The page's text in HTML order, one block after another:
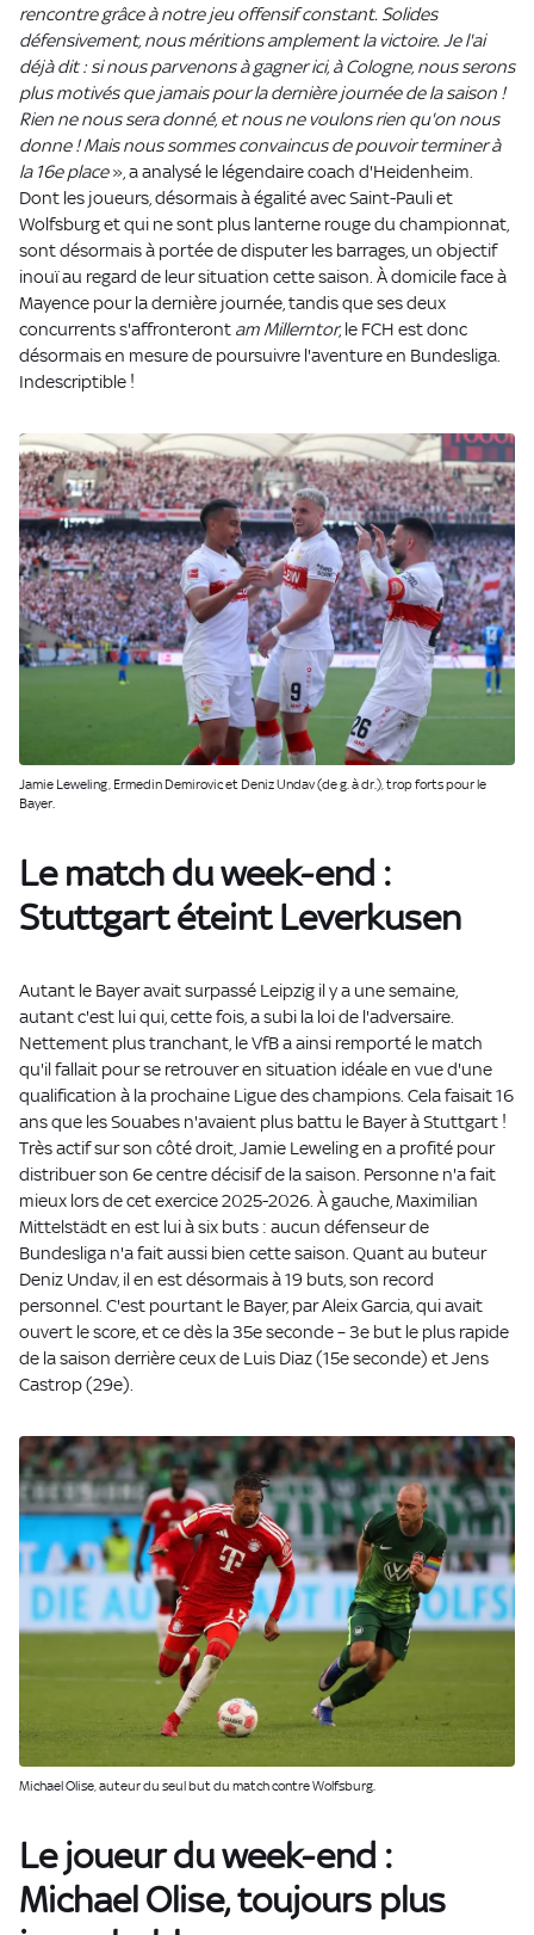
rencontre grâce à notre jeu offensif constant. Solides
défensivement, nous méritions amplement la victoire. Je l'ai
déjà dit : si nous parvenons à gagner ici, à Cologne, nous serons
plus motivés que jamais pour la dernière journée de la saison !
Rien ne nous sera donné, et nous ne voulons rien qu'on nous
donne ! Mais nous sommes convaincus de pouvoir terminer à
la 16e place», a analysé le légendaire coach d'Heidenheim.
Dont les joueurs, désormais à égalité avec Saint-Pauli et
Wolfsburg et qui ne sont plus lanterne rouge du championnat,
sont désormais à portée de disputer les barrages, un objectif
inouï au regard de leur situation cette saison. À domicile face à
Mayence pour la dernière journée, tandis que ses deux
concurrents s'affronteront am Millerntor, le FCH est donc
désormais en mesure de poursuivre l'aventure en Bundesliga.
Indescriptible !
Jamie Leweling, Ermedin Demirovic et Deniz Undav (de g. à dr.), trop forts pour le
Bayer.
Le match du week-end :
Stuttgart éteint Leverkusen
Autant le Bayer avait surpassé Leipzig il y a une semaine,
autant c'est lui qui, cette fois, a subi la loi de l'adversaire.
Nettement plus tranchant, le VfB a ainsi remporté le match
qu'il fallait pour se retrouver en situation idéale en vue d'une
qualification à la prochaine Ligue des champions. Cela faisait 16
ans que les Souabes n'avaient plus battu le Bayer à Stuttgart !
Très actif sur son côté droit, Jamie Leweling en a profité pour
distribuer son 6e centre décisif de la saison. Personne n'a fait
mieux lors de cet exercice 2025-2026. À gauche, Maximilian
Mittelstädt en est lui à six buts : aucun défenseur de
Bundesliga n'a fait aussi bien cette saison. Quant au buteur
Deniz Undav, il en est désormais à 19 buts, son record
personnel. C'est pourtant le Bayer, par Aleix Garcia, qui avait
ouvert le score, et ce dès la 35e seconde – 3e but le plus rapide
de la saison derrière ceux de Luis Diaz (15e seconde) et Jens
Castrop (29e).
Michael Olise, auteur du seul but du match contre Wolfsburg.
Le joueur du week-end :
Michael Olise, toujours plus